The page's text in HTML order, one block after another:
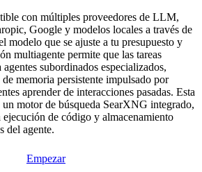
con múltiples proveedores de LLM,
Google y modelos locales a través de
modelo que se ajuste a tu presupuesto y
multiagente permite que las tareas
subordinados especializados,
memoria persistente impulsado por
aprender de interacciones pasadas. Esta
motor de búsqueda SearXNG integrado,
de código y almacenamiento
del agente.
Empezar